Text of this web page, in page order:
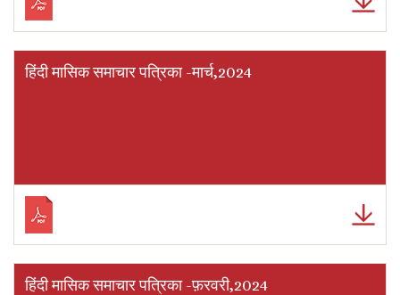
हिंदी मासिक समाचार पत्रिका -मार्च,2024
हिंदी मासिक समाचार पत्रिका -फ़रवरी,2024